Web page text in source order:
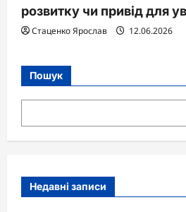
розвитку чи привід для
Стаценко Ярослав 12.06.2026
Пошук
Недавні записи